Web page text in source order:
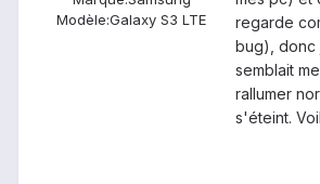
Modèle:Galaxy S3 LTE
regarde
bug), donc
semblait
rallumer
s'éteint.